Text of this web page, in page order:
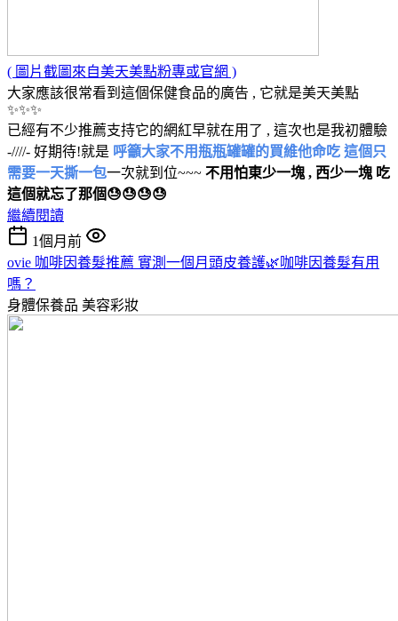
( 圖片截圖來自美天美點粉專或官網 )
大家應該很常看到這個保健食品的廣告 , 它就是美天美點
✨✨✨
已經有不少推薦支持它的網紅早就在用了 , 這次也是我初體驗
-////- 好期待!就是 呼籲大家不用瓶瓶罐罐的買維他命吃 這個只
需要一天撕一包一次就到位~~~ 不用怕東少一塊 , 西少一塊 吃
這個就忘了那個😓😓😓😓
繼續閱讀
1個月前
ovie 咖啡因養髮推薦 實測一個月頭皮養護🌿咖啡因養髮有用
嗎？
身體保養品 美容彩妝